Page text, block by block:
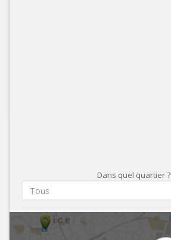
Dans quel quartier ?
Tous